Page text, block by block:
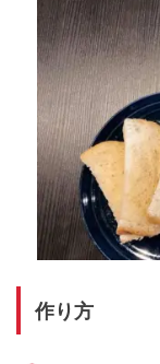
作り方